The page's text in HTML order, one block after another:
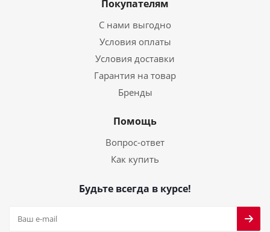
Покупателям
С нами выгодно
Условия оплаты
Условия доставки
Гарантия на товар
Бренды
Помощь
Вопрос-ответ
Как купить
Будьте всегда в курсе!